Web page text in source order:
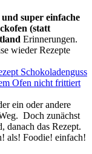
super einfache
(statt
Erinnerungen.
wieder Rezepte
ein oder andere
Doch zunächst
danach das Rezept.
als! Foodie! einfach!